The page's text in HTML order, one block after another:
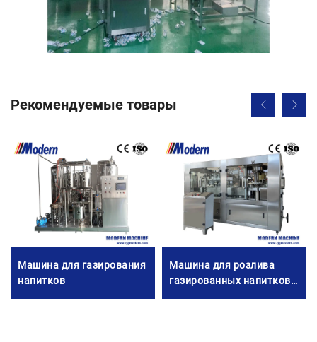
Рекомендуемые товары
Машина для газирования
напитков
Машина для розлива
газированных напитков в
банки